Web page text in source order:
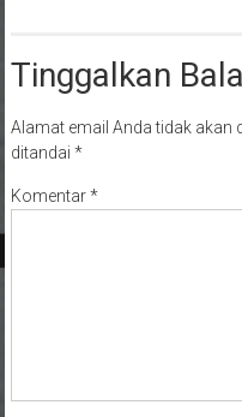
Tinggalkan
Alamat email Anda tidak akan
ditandai *
Komentar*